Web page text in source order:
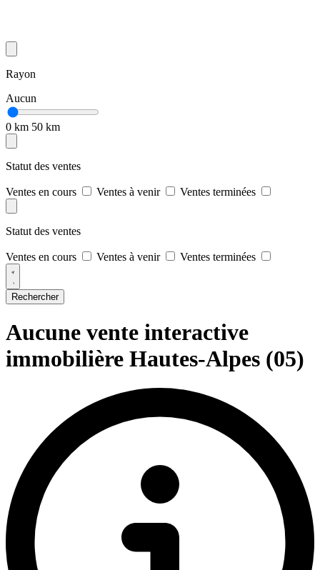
Rayon
Aucun
0 km 50 km
Statut des ventes
Ventes en cours Ventes à venir Ventes terminées
Statut des ventes
Ventes en cours Ventes à venir Ventes terminées
Rechercher
Aucune vente interactive
immobilière Hautes-Alpes (05)